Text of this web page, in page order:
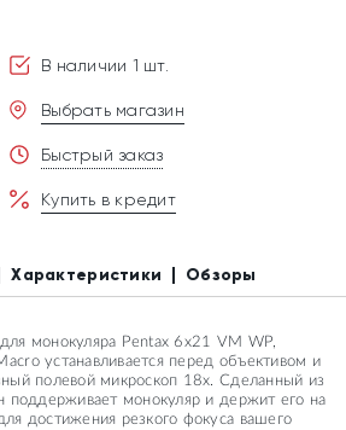
В наличии 1 шт.
Выбрать магазин
Быстрый заказ
Купить в кредит
Характеристики Обзоры
монокуляра Pentax 6x21 VM WP,
устанавливается перед объективом и
полевой микроскоп 18x. Сделанный из
поддерживает монокуляр и держит его на
достижения резкого фокуса вашего